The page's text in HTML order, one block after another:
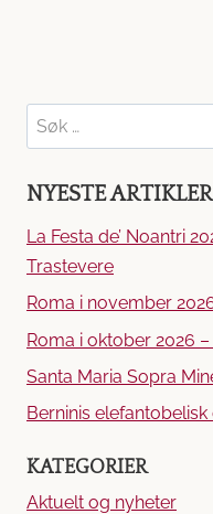
Søk
etter:
NYESTE ARTIKLER
La Festa de’ Noantri
Trastevere
Roma i november
Roma i oktober 2026
Santa Maria Sopra
Berninis
KATEGORIER
Aktuelt og nyheter